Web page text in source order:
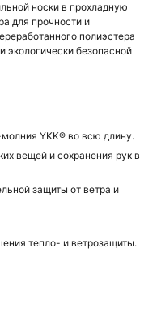
носки в прохладную
для прочности и
полиэстера
экологически безопасной
YKK® во всю длину.
вещей и сохранения рук в
защиты от ветра и
тепло- и ветрозащиты.